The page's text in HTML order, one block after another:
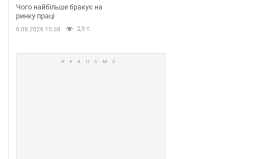
вакансії
Чого найбільше бракує на
ринку праці
6.08.2026 15:38 2,9 т.